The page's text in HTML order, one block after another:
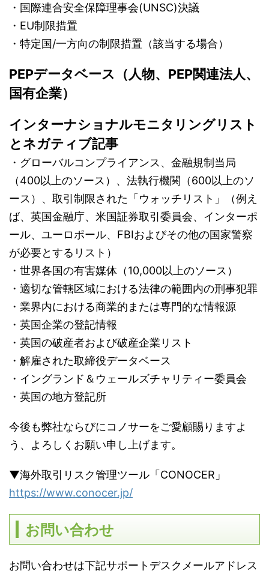
・国際連合安全保障理事会(UNSC)決議
・EU制限措置
・特定国/一方向の制限措置（該当する場合）
PEPデータベース（人物、PEP関連法人、
国有企業）
インターナショナルモニタリングリスト
とネガティブ記事
・グローバルコンプライアンス、金融規制当局
（400以上のソース）、法執行機関（600以上のソ
ース）、取引制限された「ウォッチリスト」（例え
ば、英国金融庁、米国証券取引委員会、インターポ
ール、ユーロポール、FBIおよびその他の国家警察
が必要とするリスト）
・世界各国の有害媒体（10,000以上のソース）
・適切な管轄区域における法律の範囲内の刑事犯罪
・業界内における商業的または専門的な情報源
・英国企業の登記情報
・英国の破産者および破産企業リスト
・解雇された取締役データベース
・イングランド＆ウェールズチャリティー委員会
・英国の地方登記所
今後も弊社ならびにコノサーをご愛顧賜りますよ
う、よろしくお願い申し上げます。
▼海外取引リスク管理ツール「CONOCER」
https://www.conocer.jp/
お問い合わせ
お問い合わせは下記サポートデスクメールアドレス